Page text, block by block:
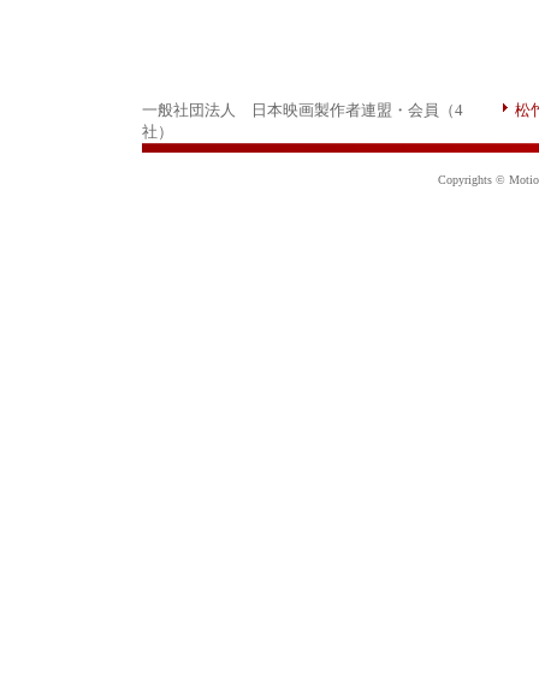
一般社団法人 日本映画製作者連盟・会員（4
社）
松
Copyrights ©